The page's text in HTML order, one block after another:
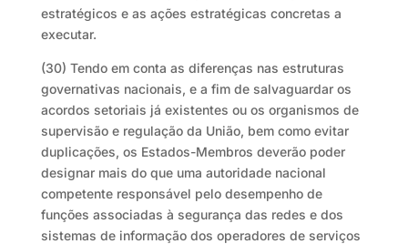
estratégicos e as ações estratégicas concretas a
executar.
(30) Tendo em conta as diferenças nas estruturas
governativas nacionais, e a fim de salvaguardar os
acordos setoriais já existentes ou os organismos de
supervisão e regulação da União, bem como evitar
duplicações, os Estados-Membros deverão poder
designar mais do que uma autoridade nacional
competente responsável pelo desempenho de
funções associadas à segurança das redes e dos
sistemas de informação dos operadores de serviços